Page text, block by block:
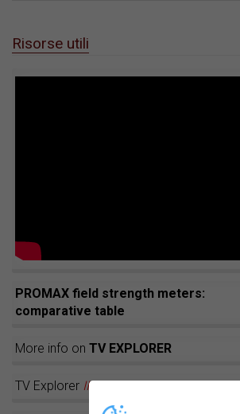
Risorse utili
PROMAX field strength meters:
comparative table
More info on TV EXPLORER
TV Explorer II/II+